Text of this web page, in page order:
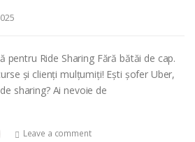
pentru Ride Sharing Fără bătăi de cap.
și clienți mulțumiți! Ești șofer Uber,
sharing? Ai nevoie de
Leave a comment